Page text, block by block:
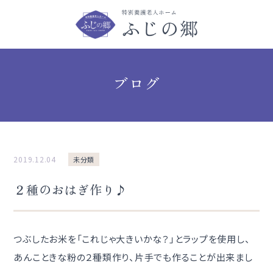
ブログ
2019.12.04 未分類
２種のおはぎ作り♪
つぶしたお米を「これじゃ大きいかな？」とラップを使用し、
あんこときな粉の２種類作り、片手でも作ることが出来まし